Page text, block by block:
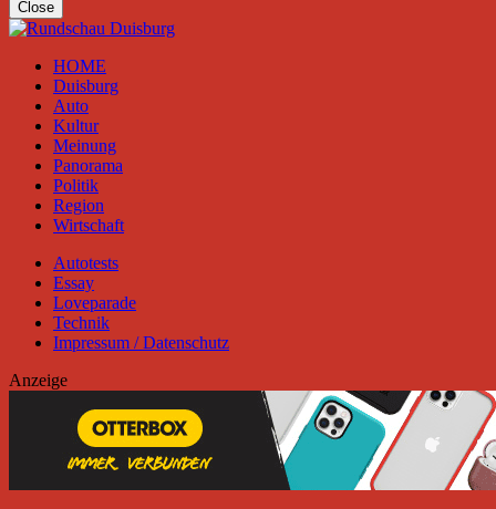
Close
HOME
Duisburg
Auto
Kultur
Meinung
Panorama
Politik
Region
Wirtschaft
Autotests
Essay
Loveparade
Technik
Impressum / Datenschutz
Anzeige